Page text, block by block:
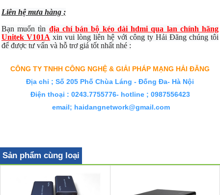
Liên hệ mưa hàng ;
Bạn muốn tìn địa chỉ bán bộ kéo dài hdmi qua lan chính hãng
Unitek V101A xin vui lòng liên hệ với công ty Hải Đăng chúng tôi
để được tư vấn và hỗ trơ giá tốt nhất nhé :
CÔNG TY TNHH CÔNG NGHỆ & GIẢI PHÁP MẠNG HẢI ĐĂNG
Địa chỉ ; Số 205 Phố Chùa Láng - Đống Đa- Hà Nội
Điện thoại : 0243.7755776- hotline ; 0987556423
email; haidangnetwork@gmail.com
Sản phẩm cùng loại